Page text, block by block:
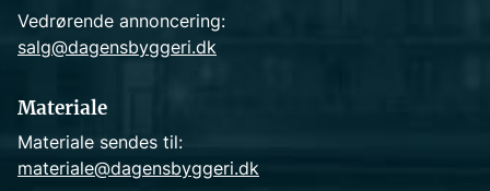
Vedrørende annoncering:
salg@dagensbyggeri.dk
Materiale
Materiale sendes til:
materiale@dagensbyggeri.dk